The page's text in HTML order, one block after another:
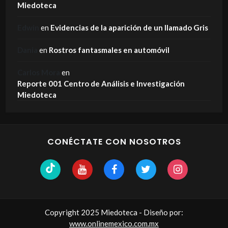
Miedoteca
en Evidencias de la aparición de un llamado Gris
en Rostros fantasmales en automóvil
en
Reporte 001 Centro de Análisis e Investigación
Miedoteca
CONÉCTATE CON NOSOTROS
Copyright 2025 Miedoteca - Diseño por:
www.onlinemexico.com.mx